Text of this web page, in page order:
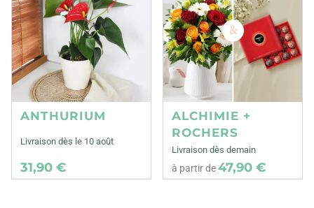
ANTHURIUM
Livraison dès le 10 août
31,90 €
ALCHIMIE +
ROCHERS
Livraison dès demain
à partir de47,90 €